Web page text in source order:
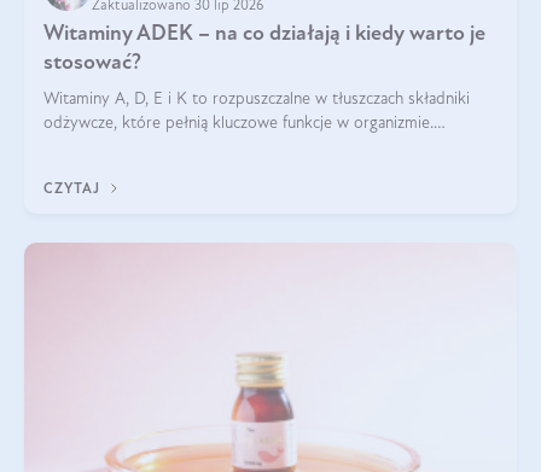
Zaktualizowano 30 lip 2026
Witaminy ADEK – na co działają i kiedy warto je
stosować?
Witaminy A, D, E i K to rozpuszczalne w tłuszczach składniki
odżywcze, które pełnią kluczowe funkcje w organizmie.
CZYTAJ